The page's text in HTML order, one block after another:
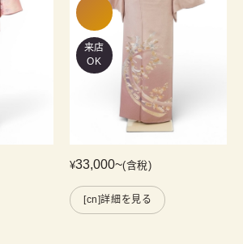
来店
OK
¥33,000~(含稅)
[cn]詳細を見る